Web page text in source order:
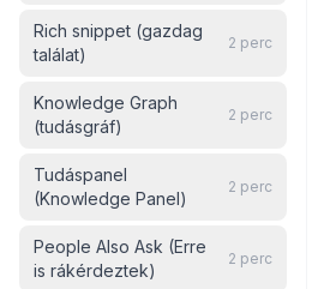
Rich snippet (gazdag
találat)
2 perc
Knowledge Graph
(tudásgráf)
2 perc
Tudáspanel
(Knowledge Panel)
2 perc
People Also Ask (Erre
is rákérdeztek)
2 perc